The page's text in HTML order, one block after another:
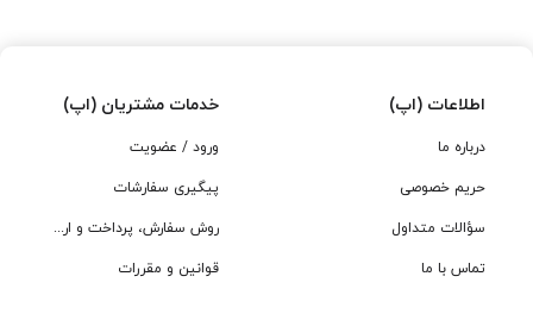
اطلاعات (اپ)
درباره ما
حریم خصوصی
سؤالات متداول
تماس با ما
خدمات مشتریان (اپ)
ورود / عضویت
پیگیری سفارشات
روش سفارش، پرداخت و ارسال
قوانین و مقررات